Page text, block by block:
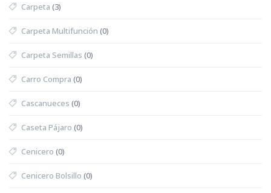
Carpeta (3)
Carpeta Multifunción (0)
Carpeta Semillas (0)
Carro Compra (0)
Cascanueces (0)
Caseta Pájaro (0)
Cenicero (0)
Cenicero Bolsillo (0)